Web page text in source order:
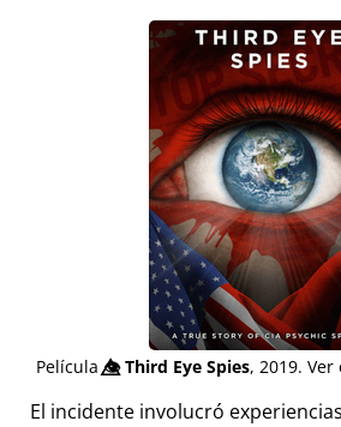
Película👁️⃤Third Eye Spies, 2019. Ver
El incidente involucró